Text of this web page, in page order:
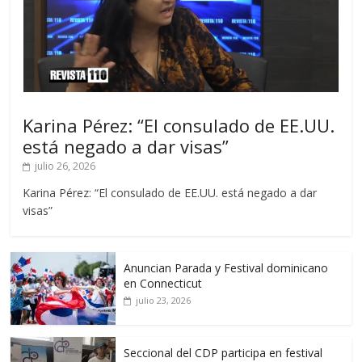
Karina Pérez: “El consulado de EE.UU.
está negado a dar visas”
julio 26, 2026
Karina Pérez: “El consulado de EE.UU. está negado a dar
visas”
Anuncian Parada y Festival dominicano
en Connecticut
julio 23, 2026
Seccional del CDP participa en festival